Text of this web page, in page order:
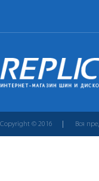
Copyright © 2016 Вся